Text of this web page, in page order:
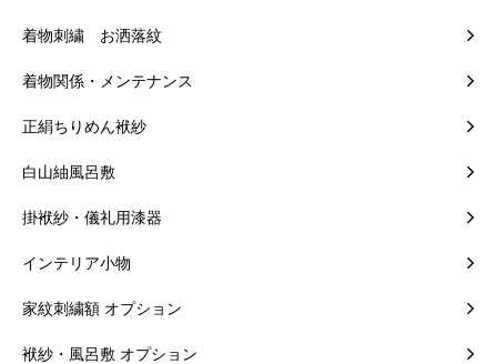
着物刺繍 お洒落紋
着物関係・メンテナンス
正絹ちりめん袱紗
白山紬風呂敷
掛袱紗・儀礼用漆器
インテリア小物
家紋刺繍額 オプション
袱紗・風呂敷 オプション